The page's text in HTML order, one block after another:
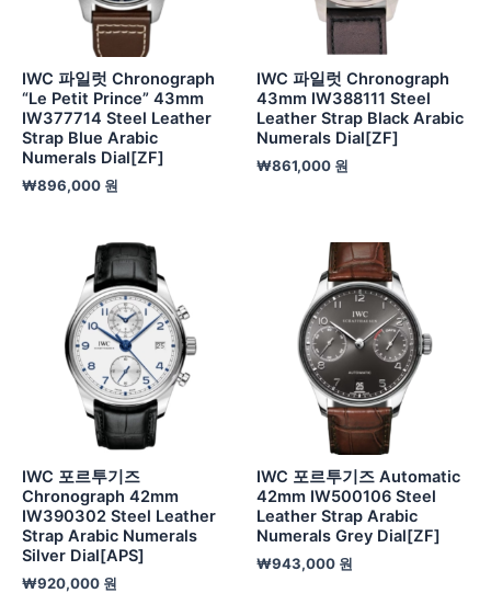
IWC 파일럿 Chronograph
“Le Petit Prince” 43mm
IW377714 Steel Leather
Strap Blue Arabic
Numerals Dial[ZF]
₩896,000 원
IWC 파일럿 Chronograph
43mm IW388111 Steel
Leather Strap Black Arabic
Numerals Dial[ZF]
₩861,000 원
IWC 포르투기즈
Chronograph 42mm
IW390302 Steel Leather
Strap Arabic Numerals
Silver Dial[APS]
₩920,000 원
IWC 포르투기즈 Automatic
42mm IW500106 Steel
Leather Strap Arabic
Numerals Grey Dial[ZF]
₩943,000 원